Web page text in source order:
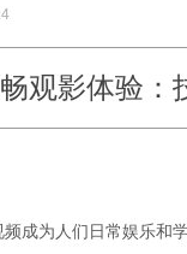
观影体验：
成为人们日常娱乐和